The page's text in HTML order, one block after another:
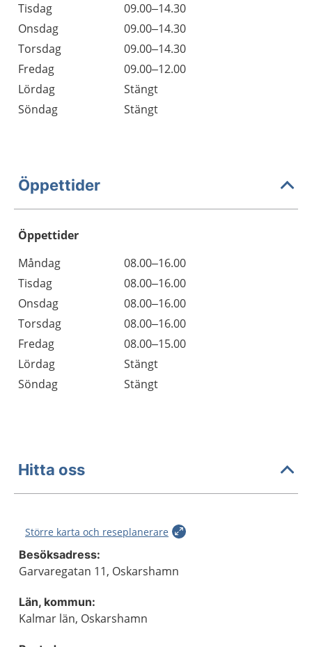
Tisdag
09.00–14.30
Onsdag
09.00–14.30
Torsdag
09.00–14.30
Fredag
09.00–12.00
Lördag
Stängt
Söndag
Stängt
Öppettider
Öppettider
Dag
Öppettider
Kommentarer
Måndag
08.00–16.00
Tisdag
08.00–16.00
Onsdag
08.00–16.00
Torsdag
08.00–16.00
Fredag
08.00–15.00
Lördag
Stängt
Söndag
Stängt
Hitta oss
Större karta och reseplanerare
Besöksadress:
Garvaregatan 11, Oskarshamn
Län, kommun:
Kalmar län, Oskarshamn